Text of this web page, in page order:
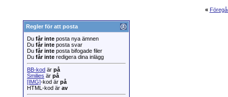
«
Regler för att posta
Du får inte posta nya ämnen
Du får inte posta svar
Du får inte posta bifogade filer
Du får inte redigera dina inlägg
BB-kod är på
Smilies är på
[IMG]-kod är på
HTML-kod är av